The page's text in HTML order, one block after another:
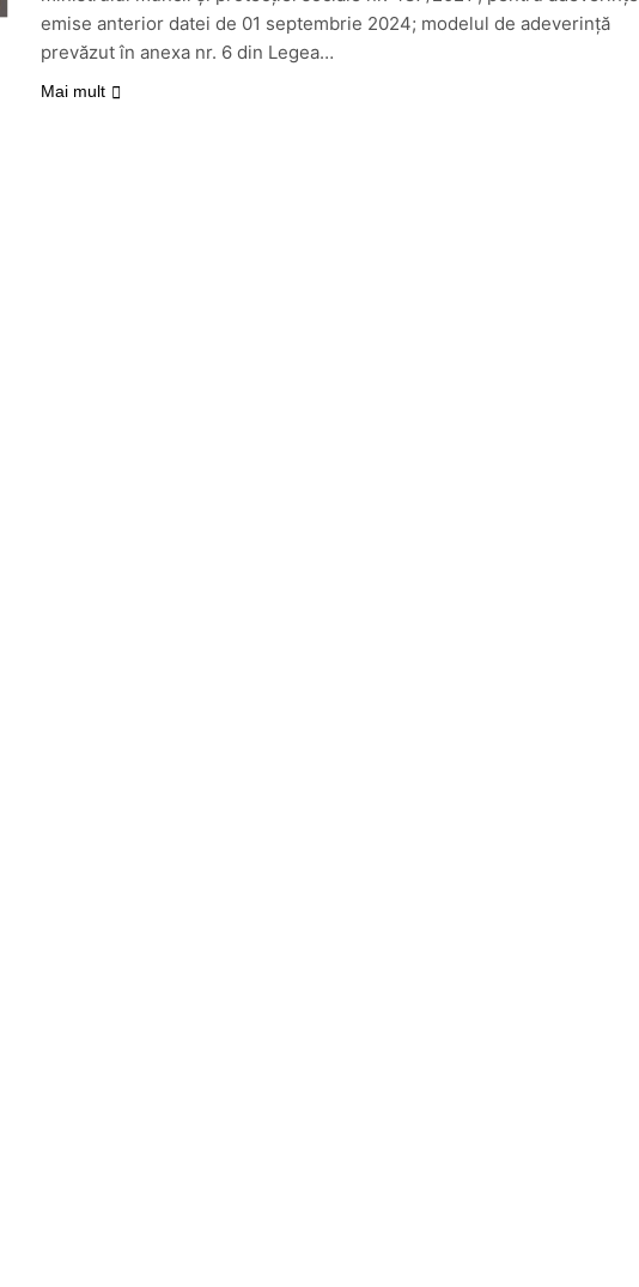
emise anterior datei de 01 septembrie 2024; modelul de adeverință
prevăzut în anexa nr. 6 din Legea…
Mai mult